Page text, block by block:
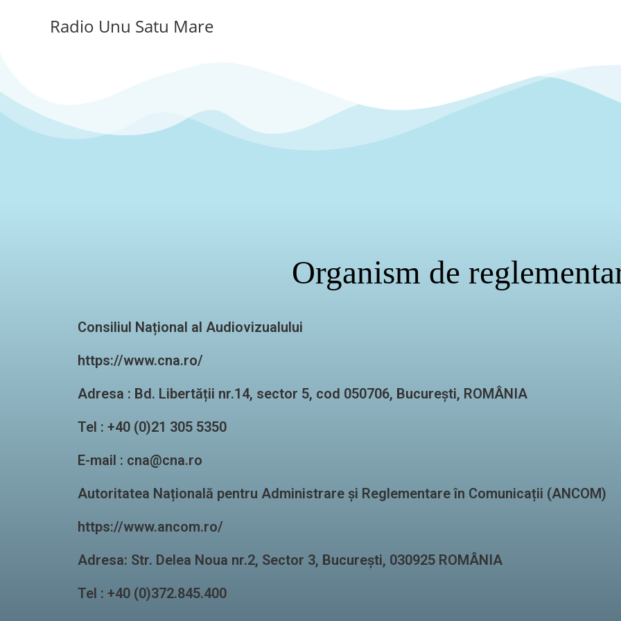
Radio Unu Satu Mare
Organism de
Consiliul Național al Audiovizualului
https://www.cna.ro/
Adresa : Bd. Libertății nr.14, sector 5, cod 050706, București, ROMÂNIA
Tel : +40 (0)21 305 5350
E-mail : cna@cna.ro
Autoritatea Națională pentru Administrare și Reglementare în Comunicații (ANCOM)
https://www.ancom.ro/
Adresa: Str. Delea Noua nr.2, Sector 3, București, 030925 ROMÂNIA
Tel : +40 (0)372.845.400